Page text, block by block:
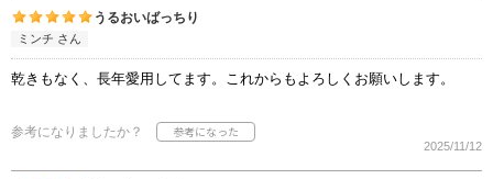
うるおいばっちり
ミンチ さん
乾きもなく、長年愛用してます。これからもよろしくお願いします。
参考になりましたか？
2025/11/12